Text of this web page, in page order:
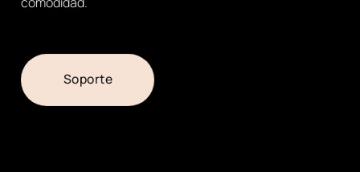
Soporte